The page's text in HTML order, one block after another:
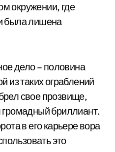
окружении, где
была лишена
дело – половина
из таких ограблений
свое прозвище,
громадный бриллиант.
в его карьере вора
это